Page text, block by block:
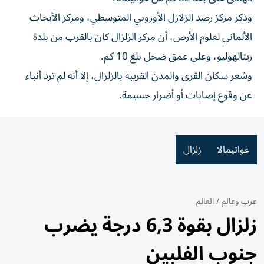
وذكر مركز رصد الزلازل الأوروبي المتوسطي، ومركز الأبحاث
الألماني لعلوم الأرض، أن مركز الزلزال كان بالقرب من بلدة
ريتالهوليو، وعلى عمق ضحل بلغ 10 كم.
وشعر سكان القرى والمدن القريبة بالزلزال، إلا أنه لم ترد أنباء
عن وقوع إصابات أو أضرار جسيمة.
غواتيمالا زلزال
عرب وعالم/العالم
زلزال بقوة 6,3 درجة يضرب
جنوب الفلبين